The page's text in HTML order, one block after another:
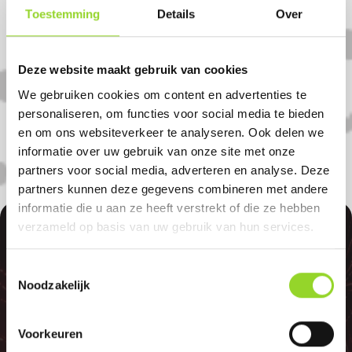
Toestemming Details Over
Deze website maakt gebruik van cookies
We gebruiken cookies om content en advertenties te
personaliseren, om functies voor social media te bieden
en om ons websiteverkeer te analyseren. Ook delen we
informatie over uw gebruik van onze site met onze
partners voor social media, adverteren en analyse. Deze
partners kunnen deze gegevens combineren met andere
informatie die u aan ze heeft verstrekt of die ze hebben
verzameld op basis van uw gebruik van hun services.
Noodzakelijk
Voorkeuren
Koop uw vuurwerk dan bij Haye
Bethlehem in Wolvega. U bent van harte
u uit Sonnega, Nijelamer of Nijetrijne
komt.
100%